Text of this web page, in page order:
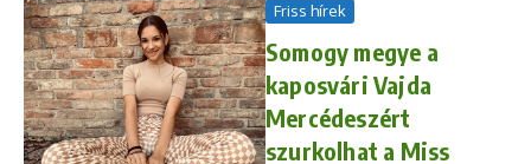
Friss hírek
Somogy megye a
kaposvári Vajda
Mercédeszért
szurkolhat a Miss